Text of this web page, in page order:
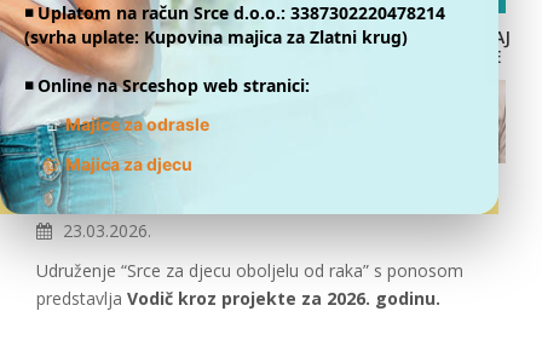
◾️ Uplatom na račun Srce d.o.o.: 3387302220478214
(svrha uplate: Kupovina majica za Zlatni krug)
◾️ Online na Srceshop web stranici:
👕Majice za odrasle
👕Majica za djecu
DONIRAJ
ONLINE
Vodič kroz projekte 2026.
23.03.2026.
Udruženje “Srce za djecu oboljelu od raka” s ponosom
predstavlja Vodič kroz projekte za 2026. godinu.